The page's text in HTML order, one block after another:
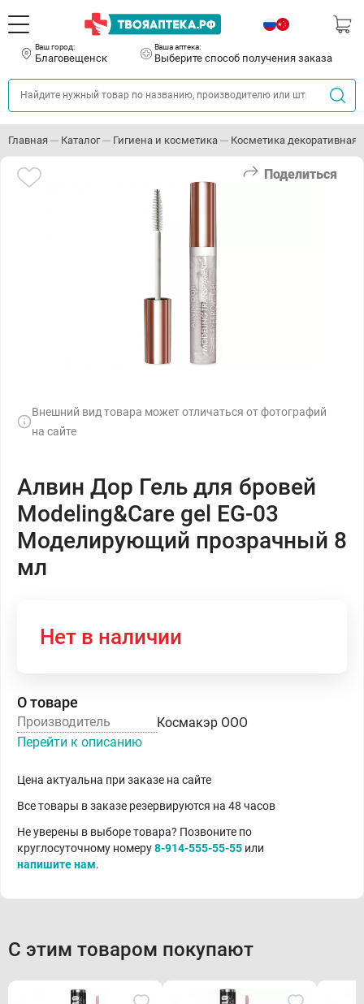
Ваш город:
Благовещенск
Ваша аптека:
Выберите способ получения заказа
Главная Каталог Гигиена и косметика Косметика декоративная
Поделиться
Внешний вид товара может отличаться от фотографий
на сайте
Алвин Дор Гель для бровей
Modeling&Care gel EG-03
Моделирующий прозрачный 8
мл
Нет в наличии
О товаре
Производитель
Космакэр ООО
Перейти к описанию
Цена актуальна при заказе на сайте
Все товары в заказе резервируются на 48 часов
Не уверены в выборе товара? Позвоните по
круглосуточному номеру8-914-555-55-55 или
напишите нам.
С этим товаром покупают